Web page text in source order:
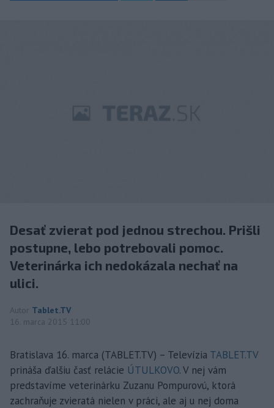
Desať zvierat pod jednou strechou. Prišli
postupne, lebo potrebovali pomoc.
Veterinárka ich nedokázala nechať na
ulici.
Autor Tablet.TV
16. marca 2015 11:00
Bratislava 16. marca (TABLET.TV) – Televízia TABLET.TV
prináša ďalšiu časť relácie ÚTULKOVO. V nej vám
predstavíme veterinárku Zuzanu Pompurovú, ktorá
zachraňuje zvieratá nielen v práci, ale aj u nej doma